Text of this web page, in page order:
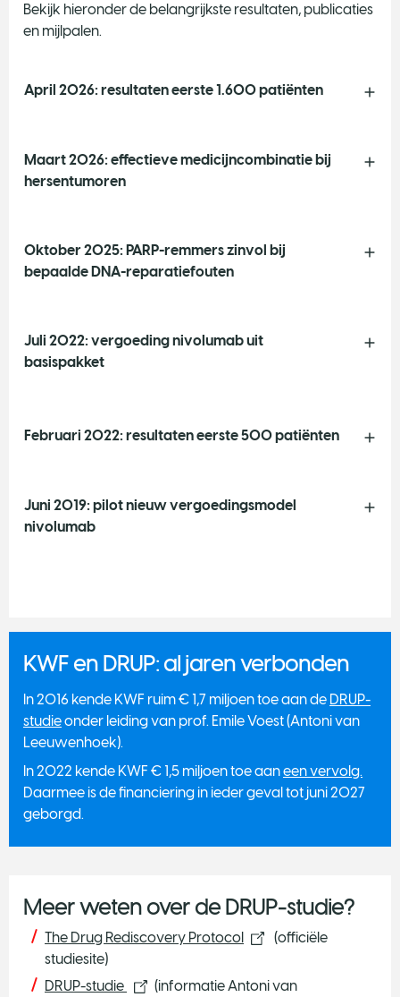
Bekijk hieronder de belangrijkste resultaten, publicaties
en mijlpalen.
April 2026: resultaten eerste 1.600 patiënten
Maart 2026: effectieve medicijncombinatie bij
hersentumoren
Oktober 2025: PARP-remmers zinvol bij
bepaalde DNA-reparatiefouten
Juli 2022: vergoeding nivolumab uit
basispakket
Februari 2022: resultaten eerste 500 patiënten
Juni 2019: pilot nieuw vergoedingsmodel
nivolumab
KWF en DRUP: al jaren verbonden
In 2016 kende KWF ruim € 1,7 miljoen toe aan de DRUP-
studieonder leiding van prof. Emile Voest (Antoni van
Leeuwenhoek).
In 2022 kende KWF € 1,5 miljoen toe aaneen vervolg.
Daarmee is de financiering in ieder geval tot juni 2027
geborgd.
Meer weten over de DRUP-studie?
The Drug Rediscovery Protocol
(officiële
studiesite)
DRUP-studie
(informatie Antoni van